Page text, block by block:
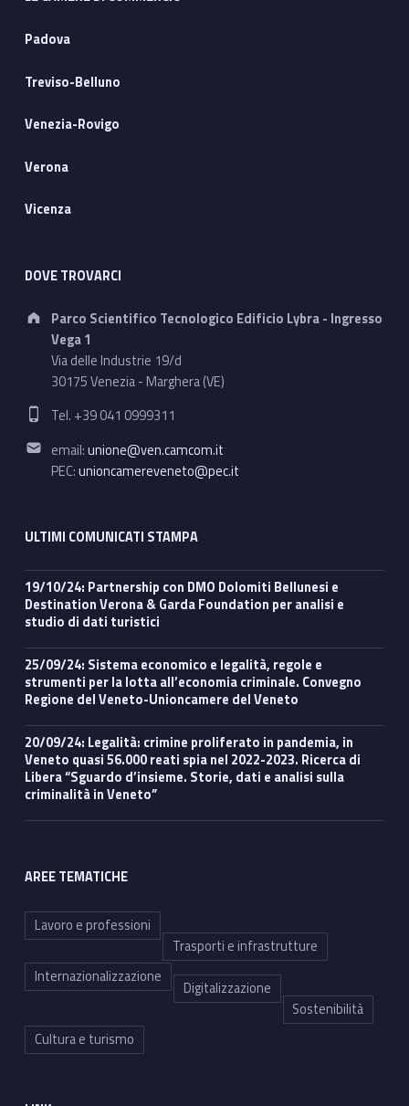
Padova
Treviso-Belluno
Venezia-Rovigo
Verona
Vicenza
DOVE TROVARCI
Address:
Parco Scientifico Tecnologico Edificio Lybra - Ingresso
Vega 1
Via delle Industrie 19/d
30175 Venezia - Marghera (VE)
Phone number:
Tel. +39 041 0999311
Email address:
email:unione@ven.camcom.it
PEC:unioncamereveneto@pec.it
ULTIMI COMUNICATI STAMPA
19/10/24: Partnership con DMO Dolomiti Bellunesi e
Destination Verona & Garda Foundation per analisi e
studio di dati turistici
25/09/24: Sistema economico e legalità, regole e
strumenti per la lotta all’economia criminale. Convegno
Regione del Veneto-Unioncamere del Veneto
20/09/24: Legalità: crimine proliferato in pandemia, in
Veneto quasi 56.000 reati spia nel 2022-2023. Ricerca di
Libera “Sguardo d’insieme. Storie, dati e analisi sulla
criminalità in Veneto”
AREE TEMATICHE
Lavoro e professioni
Trasporti e infrastrutture
Internazionalizzazione
Digitalizzazione
Sostenibilità
Cultura e turismo